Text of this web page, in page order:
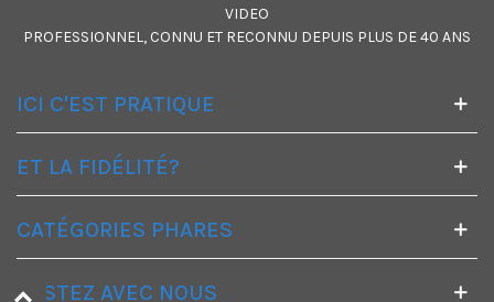
VIDEO
PROFESSIONNEL, CONNU ET RECONNU DEPUIS PLUS DE 40 ANS
ICI C'EST PRATIQUE
ET LA FIDÉLITÉ?
CATÉGORIES PHARES
RESTEZ AVEC NOUS